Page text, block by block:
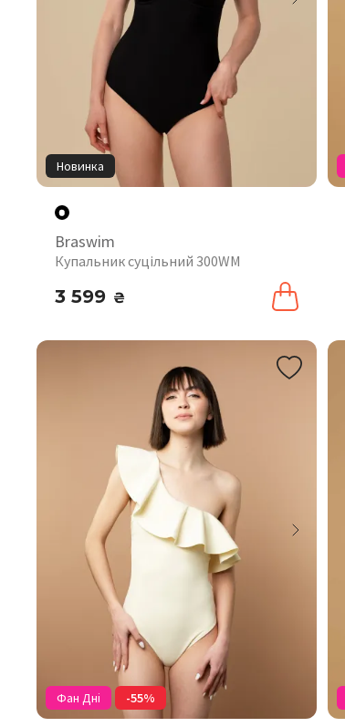
Новинка
Braswim
Купальник суцільний 300WM
3 599 ₴
Фан Дні -55%